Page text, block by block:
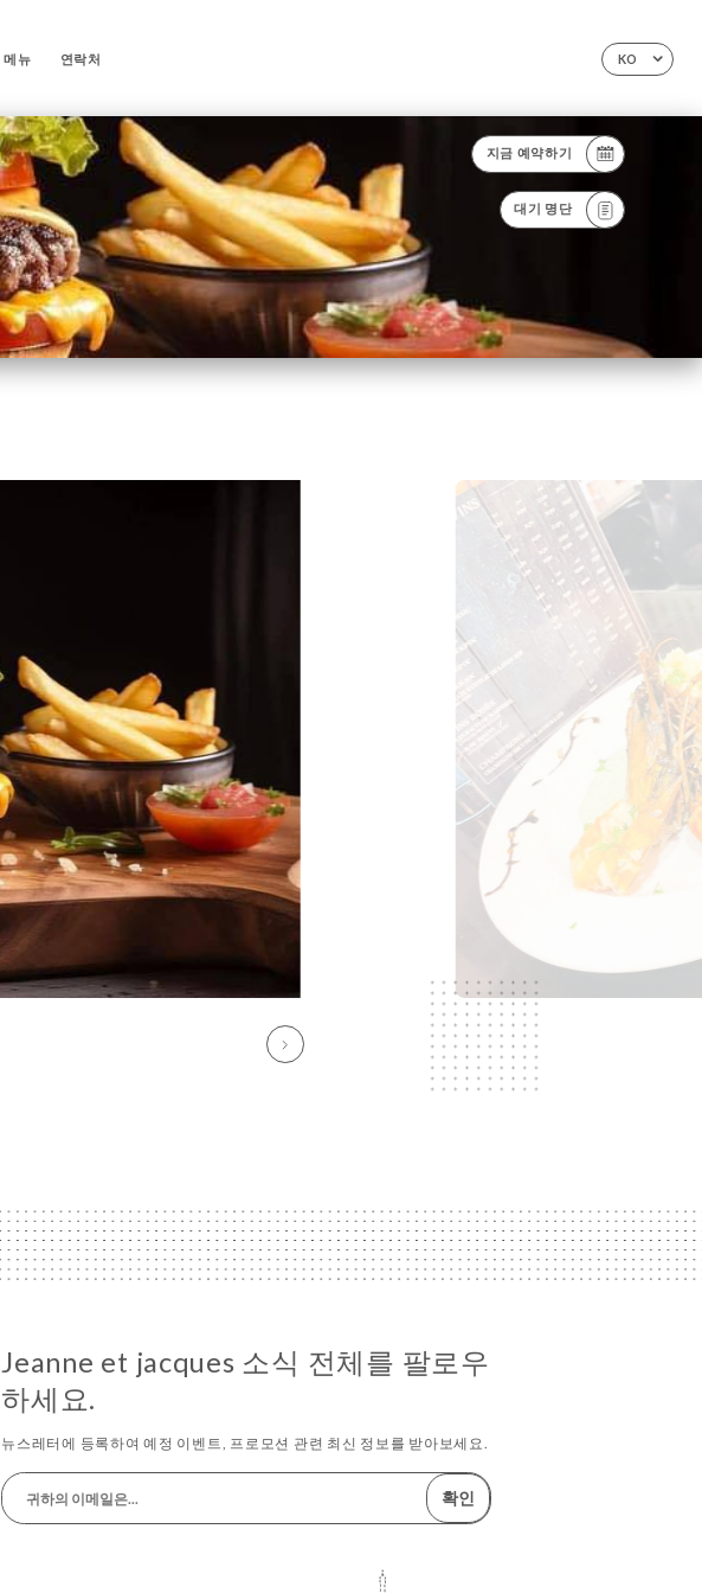
KO
메뉴 연락처
지금 예약하기
대기 명단
Jeanne et jacques 소식 전체를 팔로우
하세요.
뉴스레터에 등록하여 예정 이벤트, 프로모션 관련 최신 정보를 받아보세요.
확인